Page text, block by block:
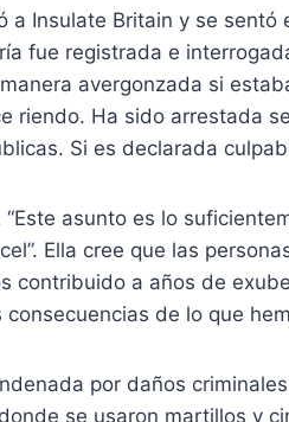
a Insulate Britain y se
fue registrada e
avergonzada si
riendo. Ha sido arrestada
Si es declarada
“Este asunto es lo
Ella cree que las
contribuido a años de
de lo que